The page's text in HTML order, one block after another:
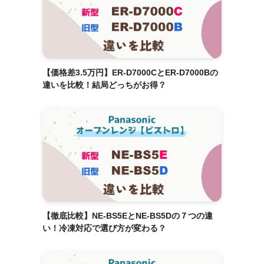
【価格差3.5万円】ER-D7000CとER-D7000Bの
違いを比較！結局どっちがお得？
【徹底比較】NE-BS5EとNE-BS5Dの７つの違
い！冷凍対応で選び方が変わる？